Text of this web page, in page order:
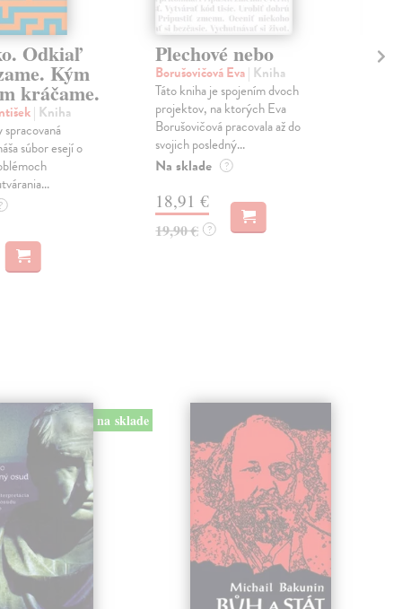
Odkiaľ
Kým
kráčame.
| Kniha
súbor esejí o
Plechové nebo
Borušovičová Eva| Kniha
Táto kniha je spojením dvoch
projektov, na ktorých Eva
Borušovičová pracovala až do
svojich posledný...
Na sklade ?
18,91 €
19,90 € ?
na sklade